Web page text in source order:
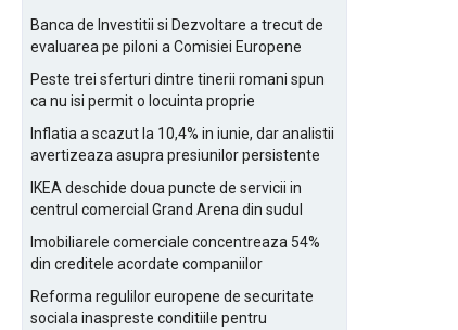
Banca de Investitii si Dezvoltare a trecut de
evaluarea pe piloni a Comisiei Europene
Peste trei sferturi dintre tinerii romani spun
ca nu isi permit o locuinta proprie
Inflatia a scazut la 10,4% in iunie, dar analistii
avertizeaza asupra presiunilor persistente
IKEA deschide doua puncte de servicii in
centrul comercial Grand Arena din sudul
Imobiliarele comerciale concentreaza 54%
din creditele acordate companiilor
Reforma regulilor europene de securitate
sociala inaspreste conditiile pentru